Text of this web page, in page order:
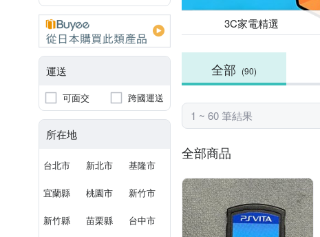
運送
可面交 跨國運送
所在地
台北市 新北市 基隆市
宜蘭縣 桃園市 新竹市
新竹縣 苗栗縣 台中市
3C家電精選
全部 (90)
1 ~ 60 筆結果
全部商品